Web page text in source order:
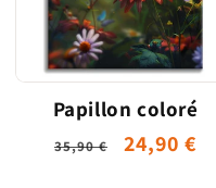
Papillon coloré
Prix
35,90 €
Prix
24,90 €